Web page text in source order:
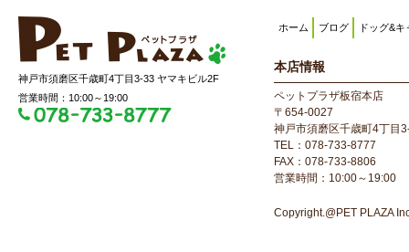
神戸市須磨区千歳町4丁目3-33 ヤマキビル2F
営業時間：10:00～19:00
ホーム ブログ ドッグ&キ
本店情報
ペットプラザ板宿本店
〒654-0027
神戸市須磨区千歳町4丁目
TEL：078-733-8777
FAX：078-733-8806
営業時間：10:00～19:00
Copyright.@PET PLAZA